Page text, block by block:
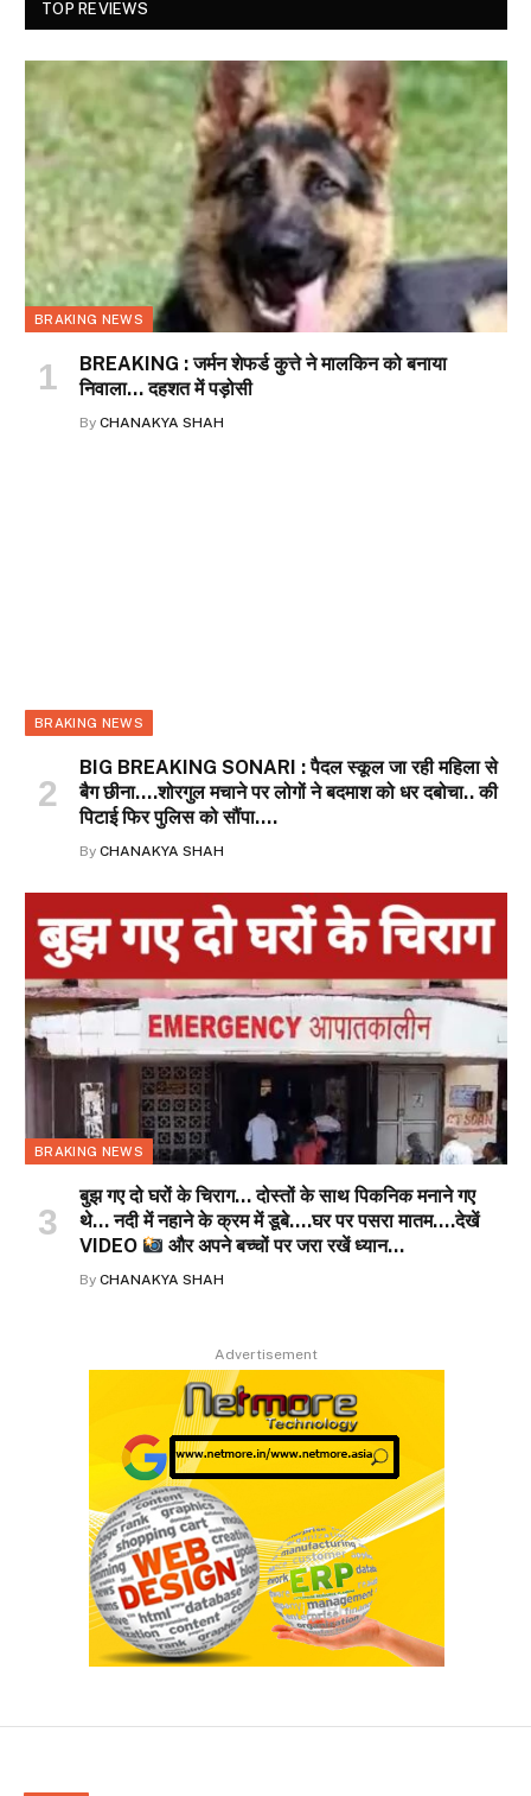
TOP REVIEWS
BRAKING NEWS
BREAKING : जर्मन शेफर्ड कुत्ते ने मालकिन को बनाया
निवाला… दहशत में पड़ोसी
By CHANAKYA SHAH
BRAKING NEWS
BIG BREAKING SONARI : पैदल स्कूल जा रही महिला से
बैग छीना….शोरगुल मचाने पर लोगों ने बदमाश को धर दबोचा.. की
पिटाई फिर पुलिस को सौंपा….
By CHANAKYA SHAH
BRAKING NEWS
बुझ गए दो घरों के चिराग… दोस्तों के साथ पिकनिक मनाने गए
थे… नदी में नहाने के क्रम में डूबे….घर पर पसरा मातम….देखें
VIDEO
और अपने बच्चों पर जरा रखें ध्यान…
By CHANAKYA SHAH
Advertisement